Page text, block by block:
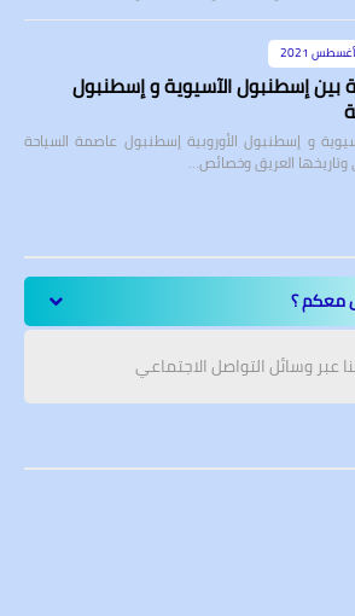
بين إسطنبول الآسيوية و إسطنبول
و إسطنبول الأوروبية إسطنبول عاصمة السياحة
العريق وخصائص…
معكم ؟
عبر وسائل التواصل الاجتماعي